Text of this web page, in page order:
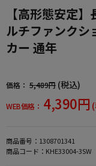
【高形態安定
ルチファンクシ
カー 通年
価格： 5,489円 (税込)
WEB価格： 4,390円
商品番号： 1308701341
商品コード： KHE33004-3SW